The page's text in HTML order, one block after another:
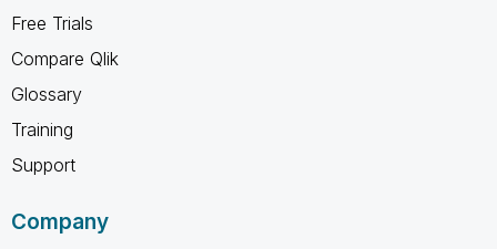
Free Trials
Compare Qlik
Glossary
Training
Support
Company